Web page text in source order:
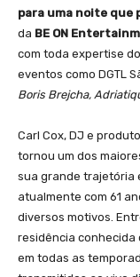
para uma noite que
da BE ON
com toda expertise
eventos como DGTL
Boris Brejcha,
Carl Cox, DJ e
tornou um dos
sua grande trajetória
atualmente com 61
diversos motivos.
residência conhecida
em todas as